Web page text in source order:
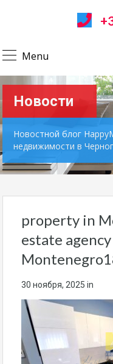
Menu
Новости
Новостной блог
недвижимости в
property in
estate
30 ноября, 2025 in